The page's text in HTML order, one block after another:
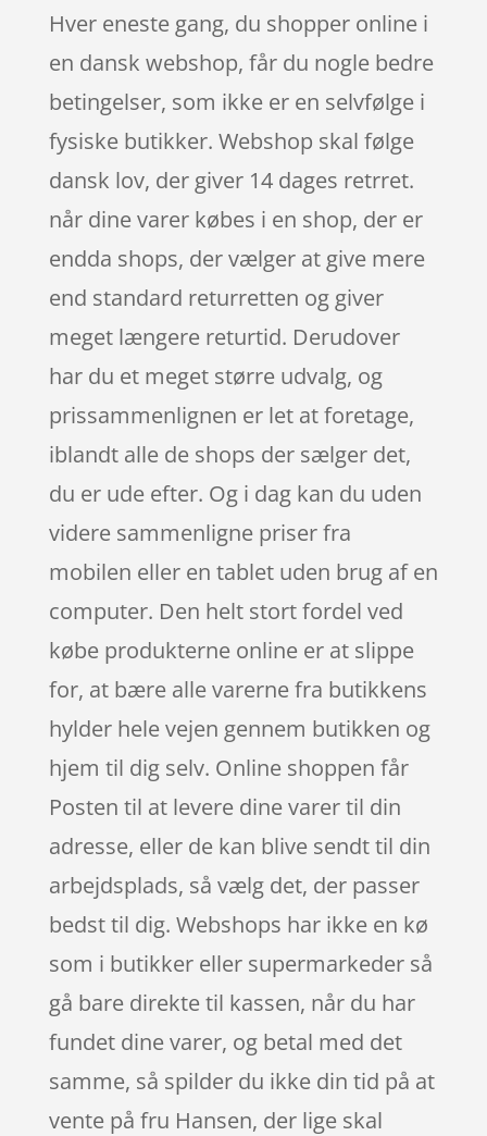
Hver eneste gang, du shopper online i
en dansk webshop, får du nogle bedre
betingelser, som ikke er en selvfølge i
fysiske butikker. Webshop skal følge
dansk lov, der giver 14 dages retrret.
når dine varer købes i en shop, der er
endda shops, der vælger at give mere
end standard returretten og giver
meget længere returtid. Derudover
har du et meget større udvalg, og
prissammenlignen er let at foretage,
iblandt alle de shops der sælger det,
du er ude efter. Og i dag kan du uden
videre sammenligne priser fra
mobilen eller en tablet uden brug af en
computer. Den helt stort fordel ved
købe produkterne online er at slippe
for, at bære alle varerne fra butikkens
hylder hele vejen gennem butikken og
hjem til dig selv. Online shoppen får
Posten til at levere dine varer til din
adresse, eller de kan blive sendt til din
arbejdsplads, så vælg det, der passer
bedst til dig. Webshops har ikke en kø
som i butikker eller supermarkeder så
gå bare direkte til kassen, når du har
fundet dine varer, og betal med det
samme, så spilder du ikke din tid på at
vente på fru Hansen, der lige skal